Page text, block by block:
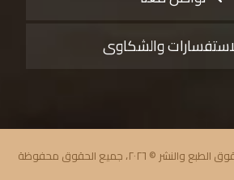
والشكاوى
والنشر © ٢٠٢٦، جميع الحقوق محفوظة